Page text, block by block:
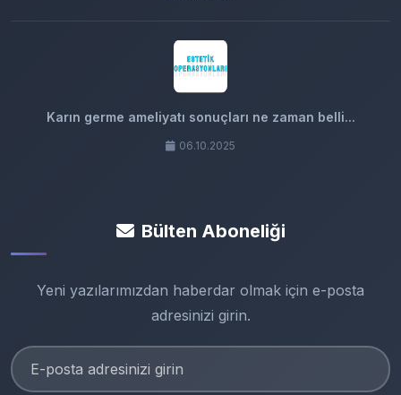
Karın germe ameliyatı sonuçları ne zaman belli...
06.10.2025
Bülten Aboneliği
Yeni yazılarımızdan haberdar olmak için e-posta
adresinizi girin.